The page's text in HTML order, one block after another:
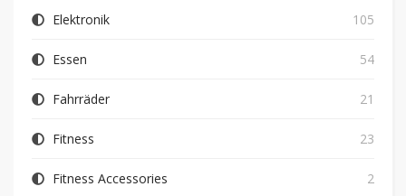
Elektronik 105
Essen 54
Fahrräder 21
Fitness 23
Fitness Accessories 2